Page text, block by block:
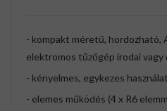
- kompakt méretű, hordozható,
elektromos tűzőgép irodai
- kényelmes, egykezes
- elemes működés (4 x R6